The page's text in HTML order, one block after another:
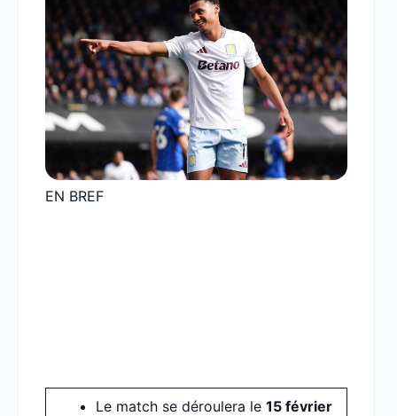
EN BREF
Le match se déroulera le 15 février